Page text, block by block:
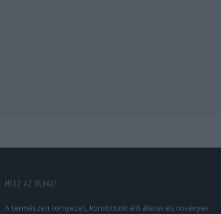
MI EZ AZ OLDAL?
A természeti környezet, körülöttünk élő állatok és növények